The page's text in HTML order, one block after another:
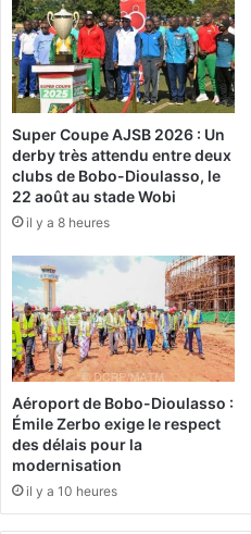
y
s
t
è
m
e
j
u
d
i
i
a
i
r
e
e
n
m
a
c
t
,
d
e
v
e
n
u
P
r
s
i
d
e
n
d
’
Super Coupe AJSB 2026 : Un
derby très attendu entre deux
clubs de Bobo-Dioulasso, le
22 août au stade Wobi
il y a 8 heures
Aéroport de Bobo-Dioulasso :
Émile Zerbo exige le respect
des délais pour la
modernisation
il y a 10 heures